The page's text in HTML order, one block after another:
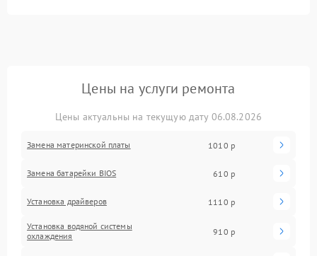
Цены на услуги ремонта
Цены актуальны на текущую дату 06.08.2026
Замена материнской платы 1010 р
Замена батарейки BIOS 610 р
Установка драйверов 1110 р
Установка водяной системы
охлаждения
910 р